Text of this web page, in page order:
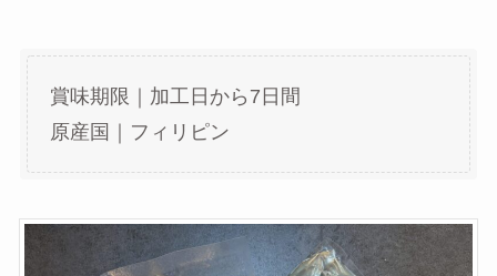
賞味期限｜加工日から7日間
原産国｜フィリピン